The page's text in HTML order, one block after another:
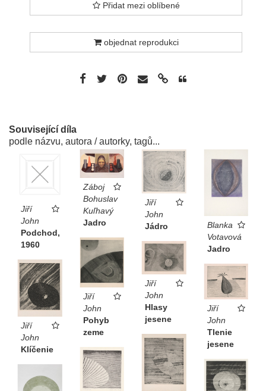
Přidat mezi oblíbené
objednat reprodukci
Související díla
podle názvu, autora / autorky, tagů...
Jiří
John
Podchod,
1960
Záboj
Bohuslav
Kuľhavý
Jadro
Jiří
John
Jádro
Blanka
Votavová
Jadro
Jiří
John
Pohyb
zeme
Jiří
John
Hlasy
jesene
Jiří
John
Klíčenie
Jiří
John
Tlenie
jesene